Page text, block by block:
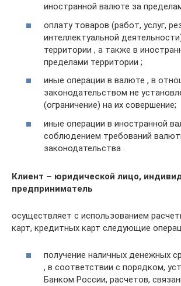
иностранной валюте за
оплату товаров (работ, услуг,
интеллектуальной
территории , а также в
пределами территории ;
иные операции в валюте , в
законодательством не
(ограничение) на их совершение;
иные операции в иностранной
соблюдением требований
законодательства .
Клиент – юридической лицо,
предприниматель
осуществляет с использованием
карт, кредитных карт следующие
получение наличных денежных
, в соответствии с порядком,
Банком России, расчетов,